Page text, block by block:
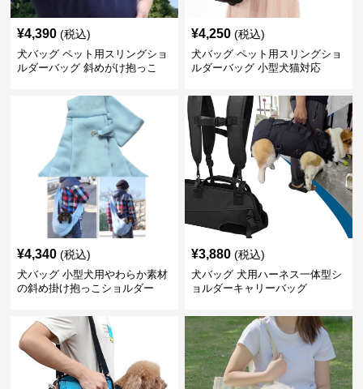
¥4,390 (税込)
犬バッグ ペット用スリングショ
ルダーバッグ 斜めがけ抱っこ
¥4,250 (税込)
犬バッグ ペット用スリングショ
ルダーバッグ 小型犬猫対応
¥4,340 (税込)
犬バッグ 小型犬用やわらか素材
の斜め掛け抱っこショルダー
¥3,880 (税込)
犬バッグ 犬用ハーネス一体型シ
ョルダーキャリーバッグ